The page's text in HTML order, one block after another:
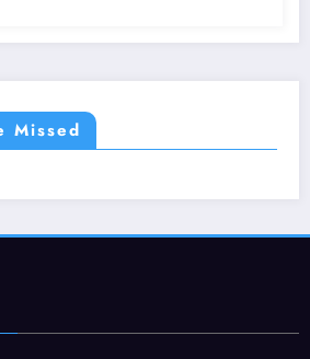
Missed